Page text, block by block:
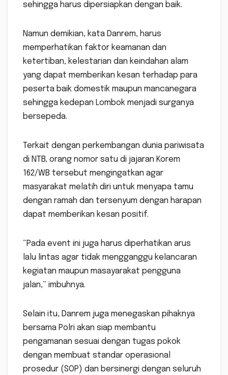
sehingga harus dipersiapkan dengan baik.
Namun demikian, kata Danrem, harus
memperhatikan faktor keamanan dan
ketertiban, kelestarian dan keindahan alam
yang dapat memberikan kesan terhadap para
peserta baik domestik maupun mancanegara
sehingga kedepan Lombok menjadi surganya
bersepeda.
Terkait dengan perkembangan dunia pariwisata
di NTB, orang nomor satu di jajaran Korem
162/WB tersebut mengingatkan agar
masyarakat melatih diri untuk menyapa tamu
dengan ramah dan tersenyum dengan harapan
dapat memberikan kesan positif.
“Pada event ini juga harus diperhatikan arus
lalu lintas agar tidak mengganggu kelancaran
kegiatan maupun masayarakat pengguna
jalan,” imbuhnya.
Selain itu, Danrem juga menegaskan pihaknya
bersama Polri akan siap membantu
pengamanan sesuai dengan tugas pokok
dengan membuat standar operasional
prosedur (SOP) dan bersinergi dengan seluruh